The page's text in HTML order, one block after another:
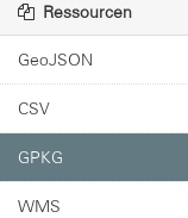
Ressourcen
GeoJSON
CSV
GPKG
WMS